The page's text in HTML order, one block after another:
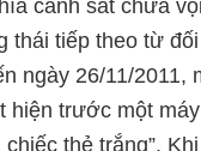
cảnh sát chưa
thái tiếp theo từ
ngày 26/11/2011,
hiện trước một
chiếc thẻ trắng”.